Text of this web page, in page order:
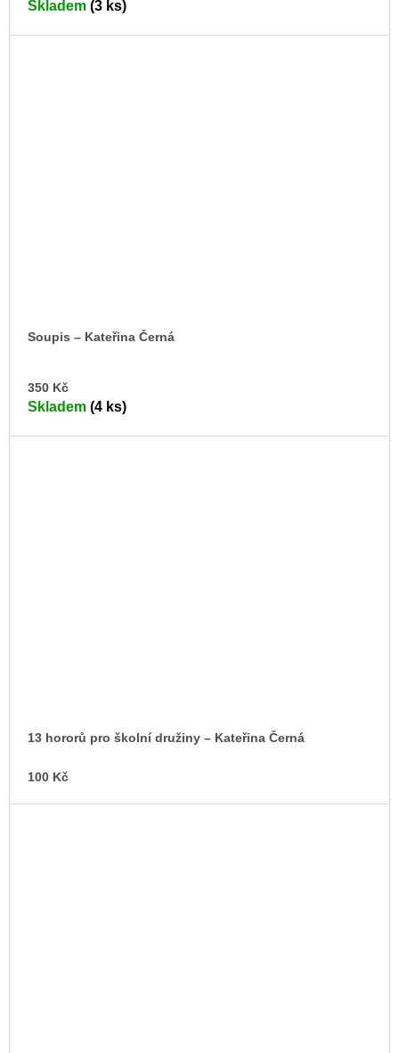
Skladem (3 ks)
Soupis – Kateřina Černá
350 Kč
Skladem (4 ks)
13 hororů pro školní družiny – Kateřina Černá
100 Kč